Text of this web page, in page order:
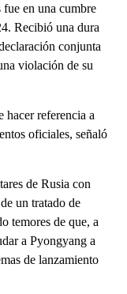
fue en una cumbre
Recibió una dura
conjunta
violación de su
hacer referencia a
oficiales, señaló
de Rusia con
un tratado de
temores de que, a
a Pyongyang a
de lanzamiento